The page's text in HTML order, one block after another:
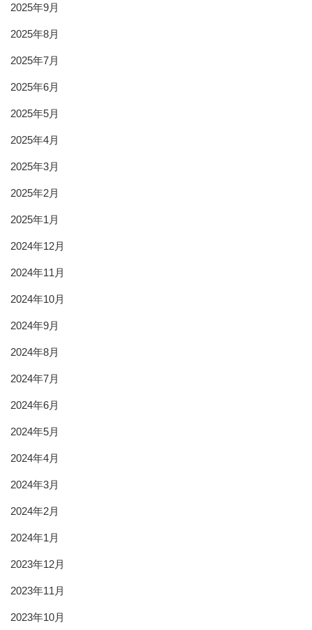
2025年9月
2025年8月
2025年7月
2025年6月
2025年5月
2025年4月
2025年3月
2025年2月
2025年1月
2024年12月
2024年11月
2024年10月
2024年9月
2024年8月
2024年7月
2024年6月
2024年5月
2024年4月
2024年3月
2024年2月
2024年1月
2023年12月
2023年11月
2023年10月